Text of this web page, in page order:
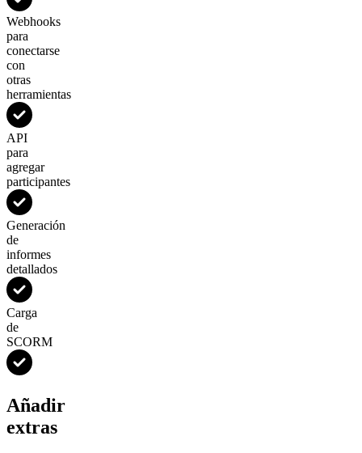
Webhooks
para
conectarse
con
otras
herramientas
API
para
agregar
participantes
Generación
de
informes
detallados
Carga
de
SCORM
Añadir
extras